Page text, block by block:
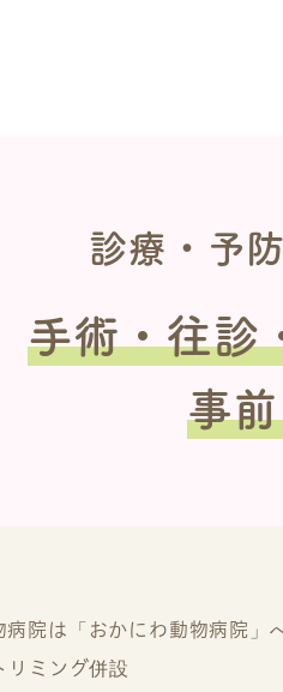
診療・予
手術・往診
事